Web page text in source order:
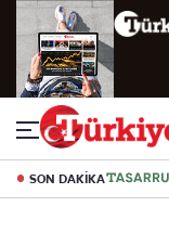
SON DAKİKA